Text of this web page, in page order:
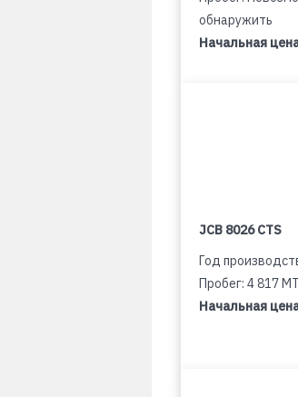
обнаружить
Начальная
JCB 8026 CTS
Год
Пробег: 4 817
Начальная